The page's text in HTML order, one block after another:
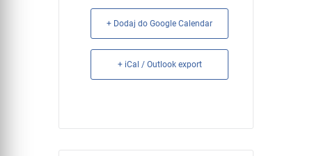
+ Dodaj do Google Calendar
+ iCal / Outlook export